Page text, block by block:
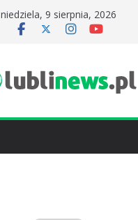
niedziela, 9 sierpnia, 2026